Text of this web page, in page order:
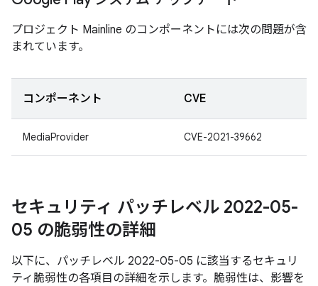
プロジェクト Mainline のコンポーネントには次の問題が含
まれています。
コンポーネント CVE
MediaProvider CVE-2021-39662
セキュリティ パッチレベル 2022-05-
05 の脆弱性の詳細
以下に、パッチレベル 2022-05-05 に該当するセキュリ
ティ脆弱性の各項目の詳細を示します。脆弱性は、影響を